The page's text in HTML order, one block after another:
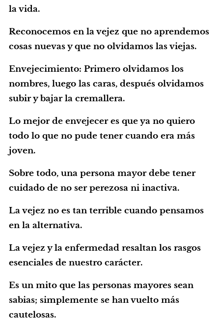
la vida.
Reconocemos en la vejez que no aprendemos
cosas nuevas y que no olvidamos las viejas.
Envejecimiento: Primero olvidamos los
nombres, luego las caras, después olvidamos
subir y bajar la cremallera.
Lo mejor de envejecer es que ya no quiero
todo lo que no pude tener cuando era más
joven.
Sobre todo, una persona mayor debe tener
cuidado de no ser perezosa ni inactiva.
La vejez no es tan terrible cuando pensamos
en la alternativa.
La vejez y la enfermedad resaltan los rasgos
esenciales de nuestro carácter.
Es un mito que las personas mayores sean
sabias; simplemente se han vuelto más
cautelosas.